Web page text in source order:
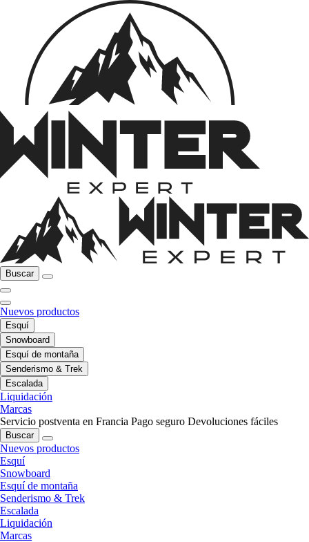
Buscar
Nuevos productos
Esquí
Snowboard
Esquí de montaña
Senderismo & Trek
Escalada
Liquidación
Marcas
Servicio postventa en Francia Pago seguro Devoluciones fáciles
Buscar
Nuevos productos
Esquí
Snowboard
Esquí de montaña
Senderismo & Trek
Escalada
Liquidación
Marcas